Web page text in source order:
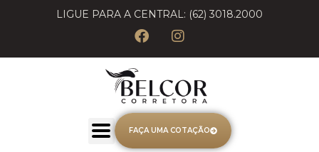
LIGUE PARA A CENTRAL: (62) 3018.2000
FAÇA UMA COTAÇÃO